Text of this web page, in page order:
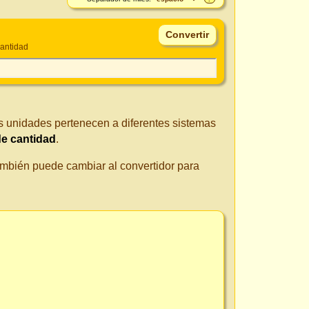
unidades pertenecen a diferentes sistemas
cantidad .
puede cambiar al convertidor para